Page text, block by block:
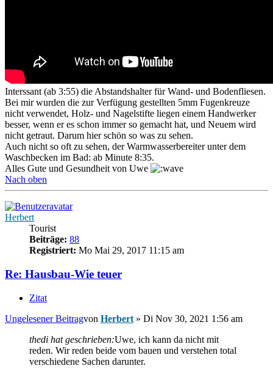
Interssant (ab 3:55) die Abstandshalter für Wand- und Bodenfliesen.
Bei mir wurden die zur Verfügung gestellten 5mm Fugenkreuze
nicht verwendet, Holz- und Nagelstifte liegen einem Handwerker
besser, wenn er es schon immer so gemacht hat, und Neuem wird
nicht getraut. Darum hier schön so was zu sehen.
Auch nicht so oft zu sehen, der Warmwasserbereiter unter dem
Waschbecken im Bad: ab Minute 8:35.
Alles Gute und Gesundheit von Uwe
Nach oben
Herbert
Tourist
Beiträge: 88
Registriert: Mo Mai 29, 2017 11:15 am
Re: Hausbau-Wie teuer
Zitat
Ungelesener Beitragvon Herbert » Di Nov 30, 2021 1:56 am
thedi hat geschrieben:Uwe, ich kann da nicht mit
reden. Wir reden beide vom bauen und verstehen total
verschiedene Sachen darunter.